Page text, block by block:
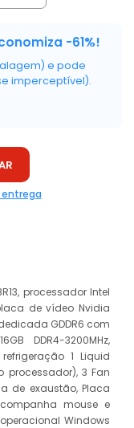
-61%!
e pode
imperceptível).
processador Intel
de vídeo Nvidia
GDDR6 com
DDR4-3200MHz,
1 Liquid
processador), 3 Fan
de exaustão, Placa
mouse e
Windows